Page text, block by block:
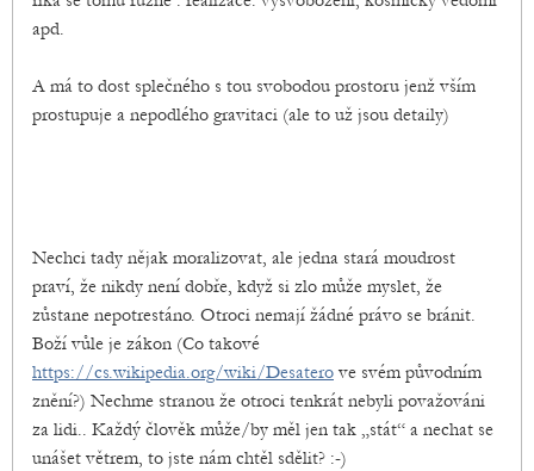
apd.
A má to dost splečného s tou svobodou prostoru jenž vším
prostupuje a nepodlého gravitaci (ale to už jsou detaily)
Nechci tady nějak moralizovat, ale jedna stará moudrost
praví, že nikdy není dobře, když si zlo může myslet, že
zůstane nepotrestáno. Otroci nemají žádné právo se bránit.
Boží vůle je zákon (Co takové
https://cs.wikipedia.org/wiki/Desatero ve svém původním
znění?) Nechme stranou že otroci tenkrát nebyli považováni
za lidi.. Každý člověk může/by měl jen tak „stát“ a nechat se
unášet větrem, to jste nám chtěl sdělit? :-)